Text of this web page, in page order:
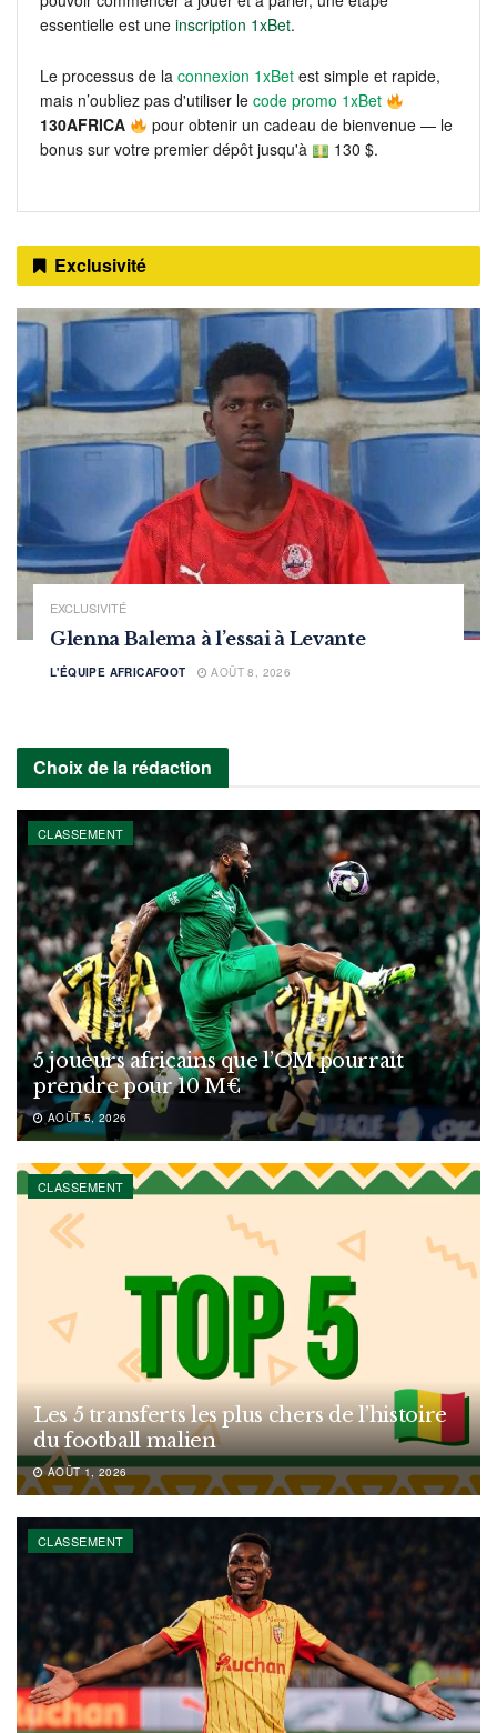
essentielle est une inscription 1xBet.
Le processus de la connexion 1xBet est simple et rapide,
mais n’oubliez pas d'utiliser le code promo 1xBet
130AFRICA
pour obtenir un cadeau de bienvenue — le
bonus sur votre premier dépôt jusqu'à
130 $.
Exclusivité
EXCLUSIVITÉ
Glenna Balema à l’essai à Levante
L'ÉQUIPE AFRICAFOOT AOÛT 8, 2026
Choix de la rédaction
CLASSEMENT
5 joueurs africains que l’OM pourrait
prendre pour 10 M€
AOÛT 5, 2026
CLASSEMENT
Les 5 transferts les plus chers de l’histoire
du football malien
AOÛT 1, 2026
CLASSEMENT